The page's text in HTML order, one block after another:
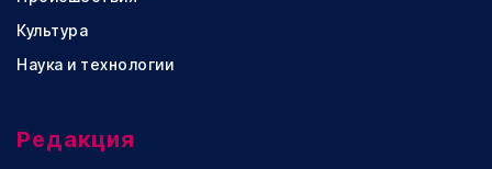
Культура
Наука и технологии
Редакция